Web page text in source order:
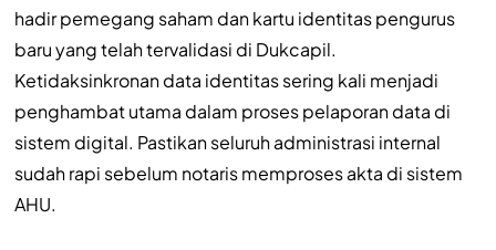
hadir pemegang saham dan kartu identitas pengurus
baru yang telah tervalidasi di Dukcapil.
Ketidaksinkronan data identitas sering kali menjadi
penghambat utama dalam proses pelaporan data di
sistem digital. Pastikan seluruh administrasi internal
sudah rapi sebelum notaris memproses akta di sistem
AHU.